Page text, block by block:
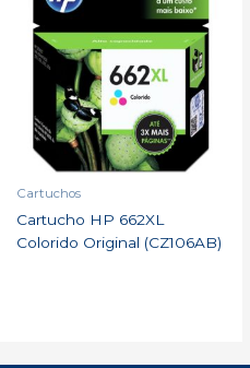
Cartuchos
Cartucho HP 662XL
Colorido Original (CZ106AB)